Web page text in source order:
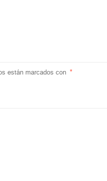
están marcados con *